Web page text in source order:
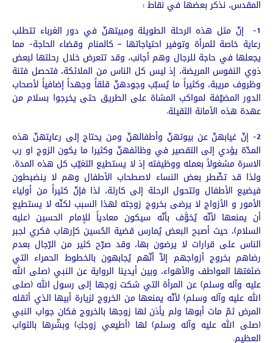
المقدس، نذكر بعضها في نقاط :
1- إنّ مثل هذه الرحلة الطويلة ومبيتهنّ في دور الغرباء تتطلب
رعاية خاصة للمرأة وتوفير احتياجاتها – كالمنام وقضاء الحاجة- مما
يجعلها في حاجة للرجال وهم أجانب، وقد تتعرض خلال رحلتها لبعض
ذوي النفوس المريضة، إذ ليس كل الناس من الملائكة، فتحصل فتنة
وظروف مريبة، وكثيراً ما يُسبّب وجودهنّ قلقاً وجهداً إضافياً لأصحاب
الدور المضيّفة لمواكب المشاة على الطريق حتى يخرجوا بسلام من
عهدة هذه الأمانة الثقيلة.
2- إنّ غيابهنّ عن بيوتهنّ وأطفالهنّ ومن يحتاج إلى رعايتهنّ هذه
المدّة يؤدي إلى التقصير في وظائفهنّ وكثيرا ما يكون الزوج او رب
الاسرة مشغولاً بعمله ووظيفته إذ لا يستطيع التغيّب كل هذه المدة،
ولذا قد تضّطر بعض النساء لاصطحاب الأطفال وهم لا ينضبطون
فيضيع الأطفال وتتحول الرحلة إلى كارثة، لذا فإنّ كثيراً من أولياء
الأمور و الأزواج لا يرضى بخروج زوجته لهذا السبب لكنّه لا يستطيع
أن يمنعها لأنّه يُخوَّف بأنّه سيكون معادياً للإمام الحسين (عليه
السلام)، حيث أصبح البعض يُمارس قضية الحُسين كإرهاب فكري لجبر
الناس على قرارات لا يرضون بها، وقد صرّح كثير من الرّجال بعدم
رضاهم بخروج أزواجهم إلاّ أنّهم يُجابهون بالخطوط الحمراء التي
صَنَعَتها العواطف والأهواء، وبين أيدينا الرواية عن النبي (صلى الله
عليه وآله وسلم) عن المرأة التي شكت زوجها إلى رسول الله (صلى
الله عليه وآله وسلم) لأنّه يمنعها من الخروج لزيارة أبيها الذي أثقله
المرض ثمّ مات أبوها ولم يأذن لها زوجها بالخروج فكان جواب النبي
(صلى الله عليه وآله وسلم) لها (أطيعي زوجكِ) وبشّرها بالثواب
العظيم.